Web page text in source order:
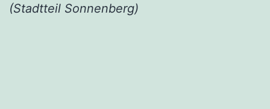
(Stadtteil Sonnenberg)